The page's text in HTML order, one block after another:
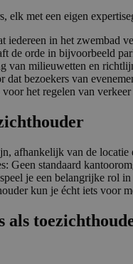
elk met een eigen
in het zwembad
de orde in bijvoorbeeld
van milieuwetten en
bezoekers van
het regelen van
afhankelijk van de locatie
Geen standaard
je een belangrijke rol
kun je écht iets voor
als